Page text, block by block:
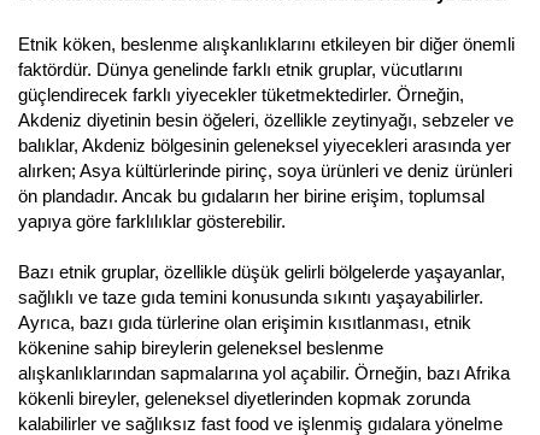
Etnik köken, beslenme alışkanlıklarını etkileyen bir diğer önemli
faktördür. Dünya genelinde farklı etnik gruplar, vücutlarını
güçlendirecek farklı yiyecekler tüketmektedirler. Örneğin,
Akdeniz diyetinin besin öğeleri, özellikle zeytinyağı, sebzeler ve
balıklar, Akdeniz bölgesinin geleneksel yiyecekleri arasında yer
alırken; Asya kültürlerinde pirinç, soya ürünleri ve deniz ürünleri
ön plandadır. Ancak bu gıdaların her birine erişim, toplumsal
yapıya göre farklılıklar gösterebilir.
Bazı etnik gruplar, özellikle düşük gelirli bölgelerde yaşayanlar,
sağlıklı ve taze gıda temini konusunda sıkıntı yaşayabilirler.
Ayrıca, bazı gıda türlerine olan erişimin kısıtlanması, etnik
kökenine sahip bireylerin geleneksel beslenme
alışkanlıklarından sapmalarına yol açabilir. Örneğin, bazı Afrika
kökenli bireyler, geleneksel diyetlerinden kopmak zorunda
kalabilirler ve sağlıksız fast food ve işlenmiş gıdalara yönelme